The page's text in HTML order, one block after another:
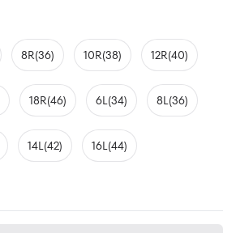
8R(36) 10R(38) 12R(40)
18R(46) 6L(34) 8L(36)
14L(42) 16L(44)